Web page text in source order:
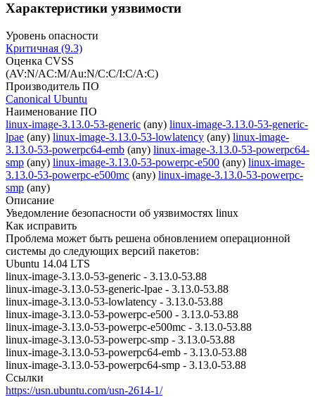
Характеристики уязвимости
Уровень опасности
Критичная (9.3)
Оценка CVSS
(AV:N/AC:M/Au:N/C:C/I:C/A:C)
Производитель ПО
Canonical Ubuntu
Наименование ПО
linux-image-3.13.0-53-generic (any) linux-image-3.13.0-53-generic-
lpae (any) linux-image-3.13.0-53-lowlatency (any) linux-image-
3.13.0-53-powerpc64-emb (any) linux-image-3.13.0-53-powerpc64-
smp (any) linux-image-3.13.0-53-powerpc-e500 (any) linux-image-
3.13.0-53-powerpc-e500mc (any) linux-image-3.13.0-53-powerpc-
smp (any)
Описание
Уведомление безопасности об уязвимостях linux
Как исправить
Проблема может быть решена обновлением операционной
системы до следующих версий пакетов:
Ubuntu 14.04 LTS
linux-image-3.13.0-53-generic - 3.13.0-53.88
linux-image-3.13.0-53-generic-lpae - 3.13.0-53.88
linux-image-3.13.0-53-lowlatency - 3.13.0-53.88
linux-image-3.13.0-53-powerpc-e500 - 3.13.0-53.88
linux-image-3.13.0-53-powerpc-e500mc - 3.13.0-53.88
linux-image-3.13.0-53-powerpc-smp - 3.13.0-53.88
linux-image-3.13.0-53-powerpc64-emb - 3.13.0-53.88
linux-image-3.13.0-53-powerpc64-smp - 3.13.0-53.88
Ссылки
https://usn.ubuntu.com/usn-2614-1/